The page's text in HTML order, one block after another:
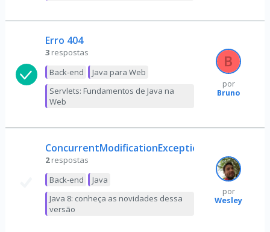
Erro 404
3 respostas
Back-end
Java para Web
Servlets: Fundamentos de Java na
Web
por
Bruno
ConcurrentModificationException
2 respostas
Back-end
Java
Java 8: conheça as novidades dessa
versão
por
Wesley